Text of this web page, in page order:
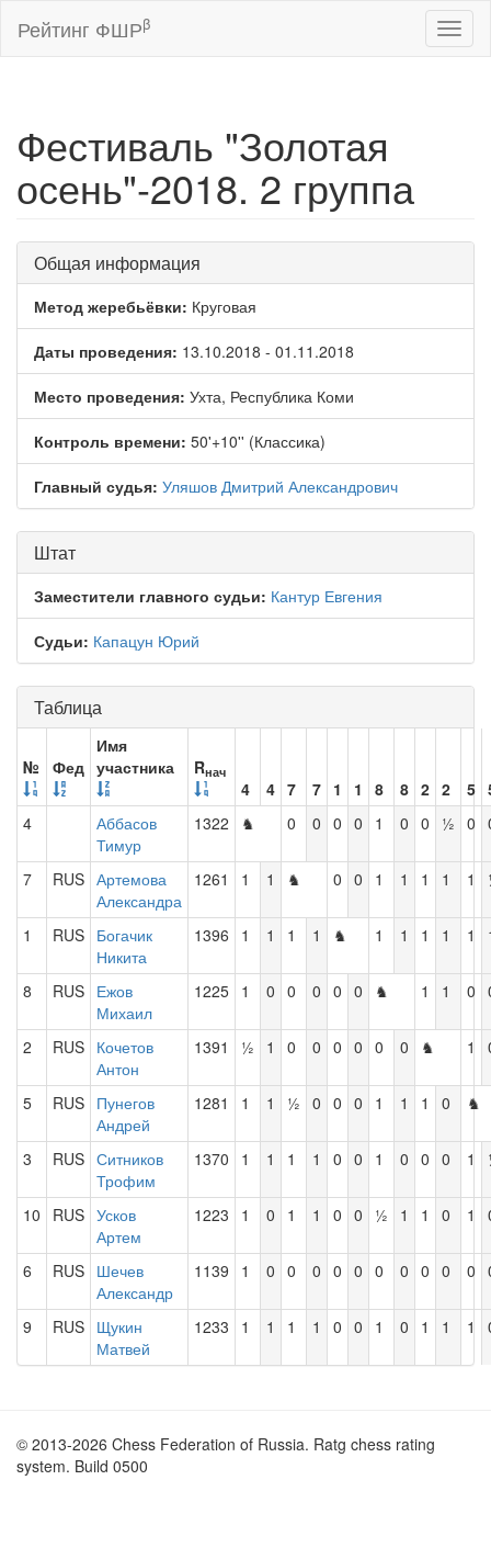
Рейтинг ФШРβ
Фестиваль "Золотая
осень"-2018. 2 группа
Общая информация
Метод жеребьёвки: Круговая
Даты проведения: 13.10.2018 - 01.11.2018
Место проведения: Ухта, Республика Коми
Контроль времени: 50'+10'' (Классика)
Главный судья: Уляшов Дмитрий Александрович
Штат
Заместители главного судьи: Кантур Евгения
Судьи: Капацун Юрий
Таблица
№ Фед
Имя
участника
Rнач
4 4 7 7 1 1 8 8 2 2 5
4
Аббасов
Тимур
1322 ♞ 0 0 0 0 1 0 0 ½ 0
7 RUS Артемова
Александра
1261 1 1 ♞ 0 0 1 1 1 1 1
1 RUS Богачик
Никита
1396 1 1 1 1 ♞ 1 1 1 1 1
8 RUS Ежов
Михаил
1225 1 0 0 0 0 0 ♞ 1 1 0
2 RUS Кочетов
Антон
1391 ½ 1 0 0 0 0 0 0 ♞ 1
5 RUS Пунегов
Андрей
1281 1 1 ½ 0 0 0 1 1 1 0 ♞
3 RUS Ситников
Трофим
1370 1 1 1 1 0 0 1 0 0 0 1
10 RUS Усков
Артем
1223 1 0 1 1 0 0 ½ 1 1 0 1
6 RUS Шечев
Александр
1139 1 0 0 0 0 0 0 0 0 0 0
9 RUS Щукин
Матвей
1233 1 1 1 1 0 0 1 0 1 1 1
© 2013-2026 Chess Federation of Russia. Ratg chess rating
system. Build 0500